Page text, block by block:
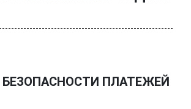
БЕЗОПАСНОСТИ ПЛАТЕЖЕЙ